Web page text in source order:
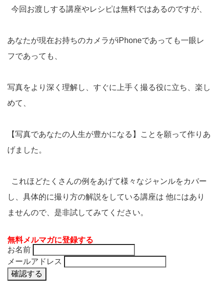
今回お渡しする講座やレシピは無料ではあるのですが、
あなたが現在お持ちのカメラがiPhoneであっても一眼レ
フであっても、
写真をより深く理解し、すぐに上手く撮る役に立ち、楽し
めて、
【写真であなたの人生が豊かになる】ことを願って作りあ
げました。
これほどたくさんの例をあげて様々なジャンルをカバー
し、具体的に撮り方の解説をしている講座は 他にはあり
ませんので、是非試してみてください。
無料メルマガに登録する
お名前
メールアドレス